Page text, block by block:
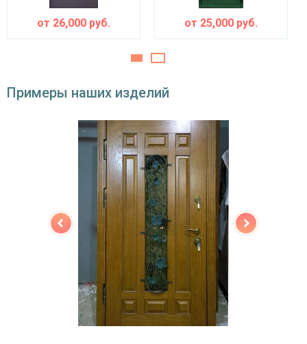
от 26,000 руб. от 25,000 руб.
Примеры наших изделий